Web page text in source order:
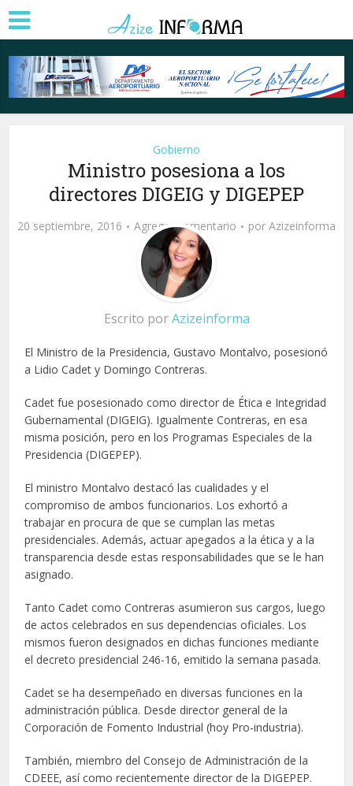
Gobierno
Ministro posesiona a los
directores DIGEIG y DIGEPEP
20 septiembre, 2016 Agregar comentario por Azizeinforma
Escrito porAzizeinforma
El Ministro de la Presidencia, Gustavo Montalvo, posesionó
a Lidio Cadet y Domingo Contreras.
Cadet fue posesionado como director de Ética e Integridad
Gubernamental (DIGEIG). Igualmente Contreras, en esa
misma posición, pero en los Programas Especiales de la
Presidencia (DIGEPEP).
El ministro Montalvo destacó las cualidades y el
compromiso de ambos funcionarios. Los exhortó a
trabajar en procura de que se cumplan las metas
presidenciales. Además, actuar apegados a la ética y a la
transparencia desde estas responsabilidades que se le han
asignado.
Tanto Cadet como Contreras asumieron sus cargos, luego
de actos celebrados en sus dependencias oficiales. Los
mismos fueron designados en dichas funciones mediante
el decreto presidencial 246-16, emitido la semana pasada.
Cadet se ha desempeñado en diversas funciones en la
administración pública. Desde director general de la
Corporación de Fomento Industrial (hoy Pro-industria).
También, miembro del Consejo de Administración de la
CDEEE, así como recientemente director de la DIGEPEP.